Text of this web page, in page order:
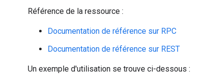
Référence de la ressource :
Documentation de référence sur RPC
Documentation de référence sur REST
Un exemple d'utilisation se trouve ci-dessous :